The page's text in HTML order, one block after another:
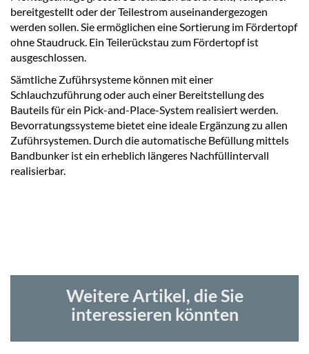
bereitgestellt oder der Teilestrom auseinandergezogen
werden sollen. Sie ermöglichen eine Sortierung im Fördertopf
ohne Staudruck. Ein Teilerückstau zum Fördertopf ist
ausgeschlossen.
Sämtliche Zuführsysteme können mit einer
Schlauchzuführung oder auch einer Bereitstellung des
Bauteils für ein Pick-and-Place-System realisiert werden.
Bevorratungssysteme bietet eine ideale Ergänzung zu allen
Zuführsystemen. Durch die automatische Befüllung mittels
Bandbunker ist ein erheblich längeres Nachfüllintervall
realisierbar.
Weitere Artikel, die Sie
interessieren könnten